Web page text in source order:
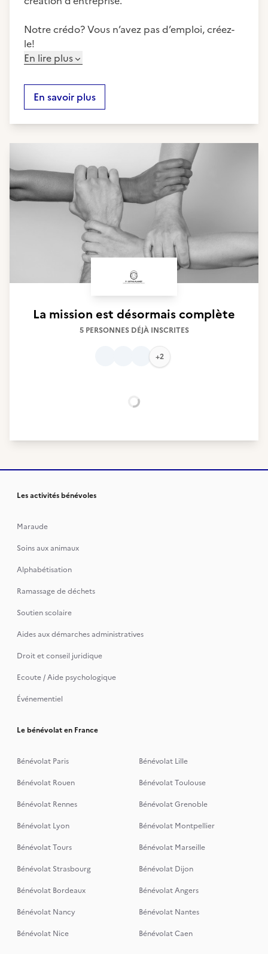
Notre crédo? Vous n’avez pas d’emploi, créez-
le!
En lire plus
En savoir plus
La mission est désormais complète
5 PERSONNES DÉJÀ INSCRITES
+2
Chargement...
Les activités bénévoles
Maraude
Soins aux animaux
Alphabétisation
Ramassage de déchets
Soutien scolaire
Aides aux démarches administratives
Droit et conseil juridique
Ecoute / Aide psychologique
Événementiel
Le bénévolat en France
Bénévolat Paris
Bénévolat Lille
Bénévolat Rouen
Bénévolat Toulouse
Bénévolat Rennes
Bénévolat Grenoble
Bénévolat Lyon
Bénévolat Montpellier
Bénévolat Tours
Bénévolat Marseille
Bénévolat Strasbourg
Bénévolat Dijon
Bénévolat Bordeaux
Bénévolat Angers
Bénévolat Nancy
Bénévolat Nantes
Bénévolat Nice
Bénévolat Caen